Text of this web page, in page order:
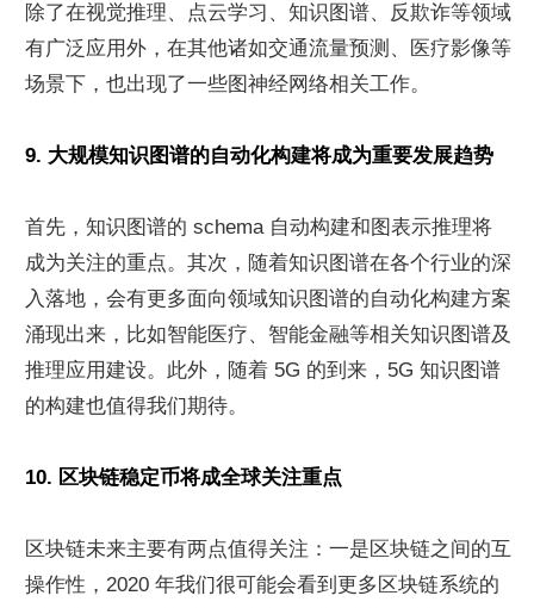
除了在视觉推理、点云学习、知识图谱、反欺诈等领域
有广泛应用外，在其他诸如交通流量预测、医疗影像等
场景下，也出现了一些图神经网络相关工作。
9. 大规模知识图谱的自动化构建将成为重要发展趋势
首先，知识图谱的 schema 自动构建和图表示推理将
成为关注的重点。其次，随着知识图谱在各个行业的深
入落地，会有更多面向领域知识图谱的自动化构建方案
涌现出来，比如智能医疗、智能金融等相关知识图谱及
推理应用建设。此外，随着 5G 的到来，5G 知识图谱
的构建也值得我们期待。
10. 区块链稳定币将成全球关注重点
区块链未来主要有两点值得关注：一是区块链之间的互
操作性，2020 年我们很可能会看到更多区块链系统的